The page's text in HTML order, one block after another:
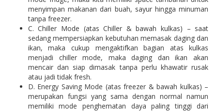
menyimpan makanan dari buah, sayur hingga minuman
tanpa freezer.
C. Chiller Mode (atas Chiller & bawah kulkas) – saat
sedang mempersiapkan kebutuhan memasak daging dan
ikan, maka cukup mengaktifkan bagian atas kulkas
menjadi chiller mode, maka daging dan ikan akan
mencair dan siap dimasak tanpa perlu khawatir rusak
atau jadi tidak fresh.
D. Energy Saving Mode (atas freezer & bawah kulkas) –
merupakan fungsi yang sama dengan normal namun
memiliki mode penghematan daya paling tinggi dari